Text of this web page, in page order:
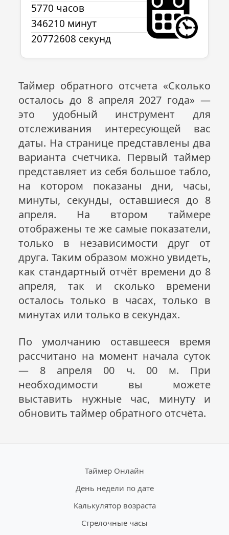
5770 часов
346210 минут
20772608 секунд
Таймер обратного отсчета «Сколько
осталось до 8 апреля 2027 года» —
это удобный инструмент для
отслеживания интересующей вас
даты. На странице представлены два
варианта счетчика. Первый таймер
представляет из себя большое табло,
на котором показаны дни, часы,
минуты, секунды, оставшиеся до 8
апреля. На втором таймере
отображены те же самые показатели,
только в независимости друг от
друга. Таким образом можно увидеть,
как стандартный отчёт времени до 8
апреля, так и сколько времени
осталось только в часах, только в
минутах или только в секундах.
По умолчанию оставшееся время
рассчитано на момент начала суток
— 8 апреля 00 ч. 00 м. При
необходимости вы можете
выставить нужные час, минуту и
обновить таймер обратного отсчёта.
Таймер Онлайн
День недели по дате
Калькулятор возраста
Стрелочные часы